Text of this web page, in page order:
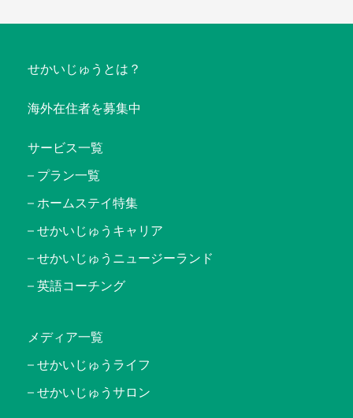
せかいじゅうとは？
海外在住者を募集中
サービス一覧
プラン一覧
ホームステイ特集
せかいじゅうキャリア
せかいじゅうニュージーランド
英語コーチング
メディア一覧
せかいじゅうライフ
せかいじゅうサロン